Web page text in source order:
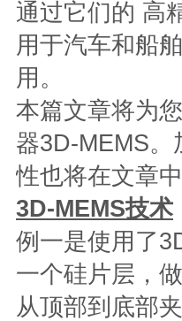
通过它们的 高
用于汽车和船
用。
本篇文章将为
器3D-MEMS
性也将在文章
3D-MEMS技术
例一是使用了
一个硅片层，
从顶部到底部